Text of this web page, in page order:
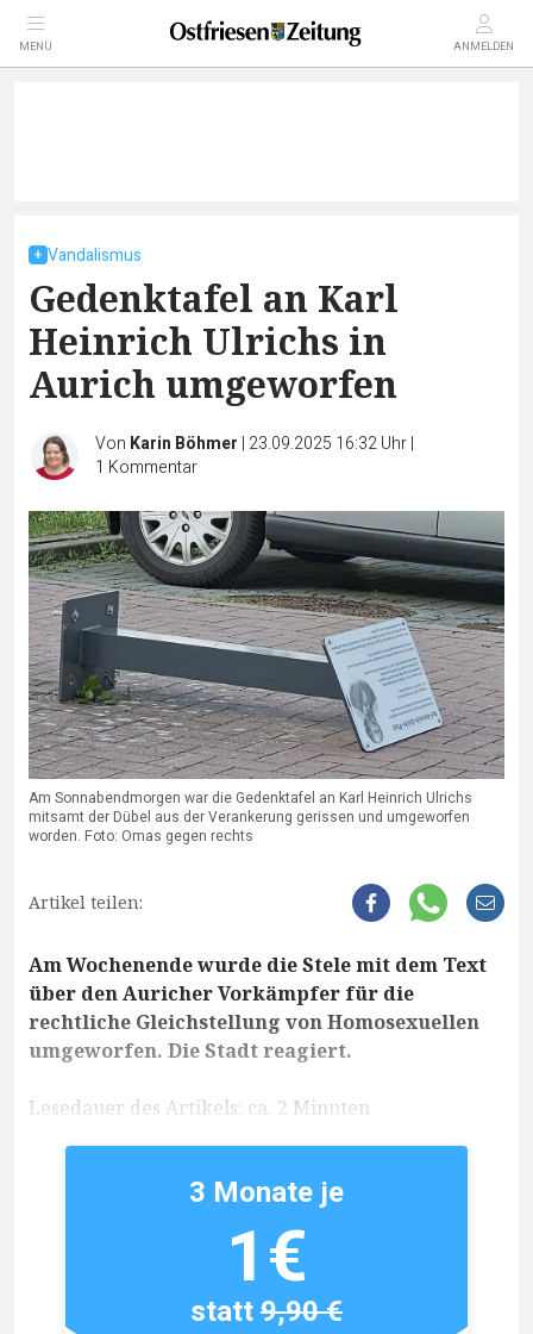
MENÜ ANMELDEN
Vandalismus
Gedenktafel an Karl
Heinrich Ulrichs in
Aurich umgeworfen
Von Karin Böhmer | 23.09.2025 16:32 Uhr|
1 Kommentar
Am Sonnabendmorgen war die Gedenktafel an Karl Heinrich Ulrichs
mitsamt der Dübel aus der Verankerung gerissen und umgeworfen
worden. Foto: Omas gegen rechts
Artikel teilen:
Am Wochenende wurde die Stele mit dem Text
über den Auricher Vorkämpfer für die
rechtliche Gleichstellung von Homosexuellen
umgeworfen. Die Stadt reagiert.
Lesedauer des Artikels: ca. 2 Minuten
3 Monate je
1€
statt9,90 €